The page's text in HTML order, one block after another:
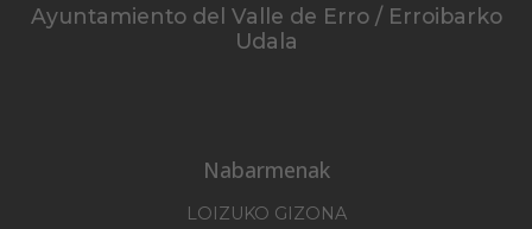
Ayuntamiento del Valle de Erro / Erroibarko
Udala
Nabarmenak
LOIZUKO GIZONA